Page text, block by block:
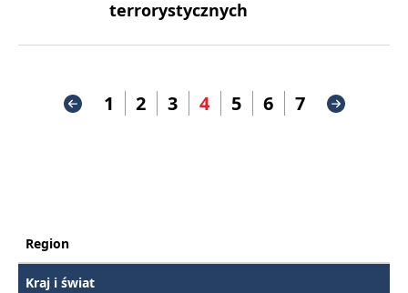
terrorystycznych
1 2 3 4 5 6 7
Region
Kraj i świat